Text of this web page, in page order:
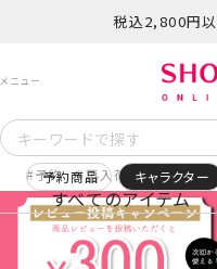
税込2,800円
予約 再入荷 ヒロアカ
すべてのアイテム
予約商品 キャラクター